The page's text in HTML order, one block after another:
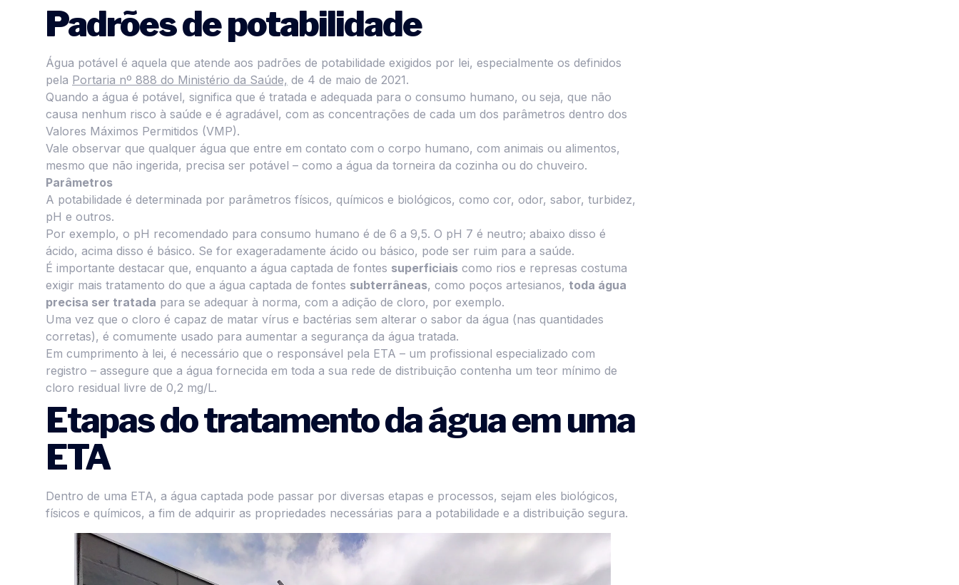
Padrões de potabilidade
Água potável é aquela que atende aos padrões de potabilidade exigidos por lei, especialmente os definidos
pela Portaria nº 888 do Ministério da Saúde, de 4 de maio de 2021.
Quando a água é potável, significa que é tratada e adequada para o consumo humano, ou seja, que não
causa nenhum risco à saúde e é agradável, com as concentrações de cada um dos parâmetros dentro dos
Valores Máximos Permitidos (VMP).
Vale observar que qualquer água que entre em contato com o corpo humano, com animais ou alimentos,
mesmo que não ingerida, precisa ser potável – como a água da torneira da cozinha ou do chuveiro.
Parâmetros
A potabilidade é determinada por parâmetros físicos, químicos e biológicos, como cor, odor, sabor, turbidez,
pH e outros.
Por exemplo, o pH recomendado para consumo humano é de 6 a 9,5. O pH 7 é neutro; abaixo disso é
ácido, acima disso é básico. Se for exageradamente ácido ou básico, pode ser ruim para a saúde.
É importante destacar que, enquanto a água captada de fontes superficiais como rios e represas costuma
exigir mais tratamento do que a água captada de fontes subterrâneas, como poços artesianos, toda água
precisa ser tratada para se adequar à norma, com a adição de cloro, por exemplo.
Uma vez que o cloro é capaz de matar vírus e bactérias sem alterar o sabor da água (nas quantidades
corretas), é comumente usado para aumentar a segurança da água tratada.
Em cumprimento à lei, é necessário que o responsável pela ETA – um profissional especializado com
registro – assegure que a água fornecida em toda a sua rede de distribuição contenha um teor mínimo de
cloro residual livre de 0,2 mg/L.
Etapas do tratamento da água em uma
ETA
Dentro de uma ETA, a água captada pode passar por diversas etapas e processos, sejam eles biológicos,
físicos e químicos, a fim de adquirir as propriedades necessárias para a potabilidade e a distribuição segura.